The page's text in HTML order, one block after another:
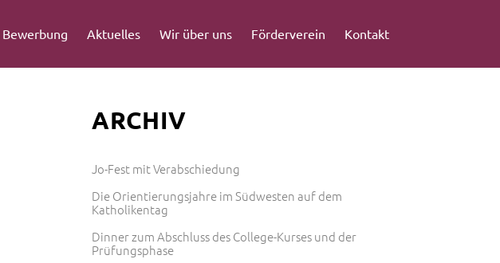
Bewerbung Aktuelles Wir über uns Förderverein Kontakt
ARCHIV
Jo-Fest mit Verabschiedung
Die Orientierungsjahre im Südwesten auf dem
Katholikentag
Dinner zum Abschluss des College-Kurses und der
Prüfungsphase